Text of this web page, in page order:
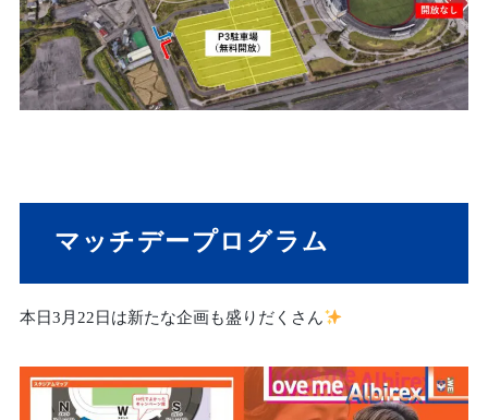
マッチデープログラム
本日3月22日は新たな企画も盛りだくさん